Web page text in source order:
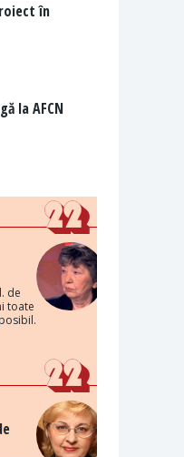
în
la AFCN
de
toate